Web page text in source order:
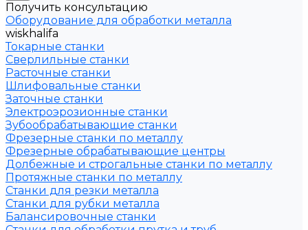
Получить консультацию
Оборудование для обработки металла
wiskhalifa
Токарные станки
Сверлильные станки
Расточные станки
Шлифовальные станки
Заточные станки
Электроэрозионные станки
Зубообрабатывающие станки
Фрезерные станки по металлу
Фрезерные обрабатывающие центры
Долбежные и строгальные станки по металлу
Протяжные станки по металлу
Станки для резки металла
Станки для рубки металла
Балансировочные станки